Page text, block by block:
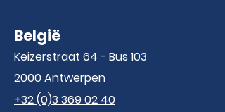
België
Keizerstraat 64 - Bus 103
2000 Antwerpen
+32 (0)3 369 02 40